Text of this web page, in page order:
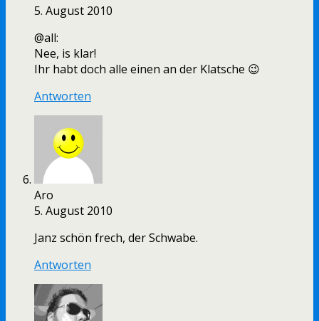
5. August 2010
@all:
Nee, is klar!
Ihr habt doch alle einen an der Klatsche 😉
Antworten
Aro
5. August 2010
Janz schön frech, der Schwabe.
Antworten